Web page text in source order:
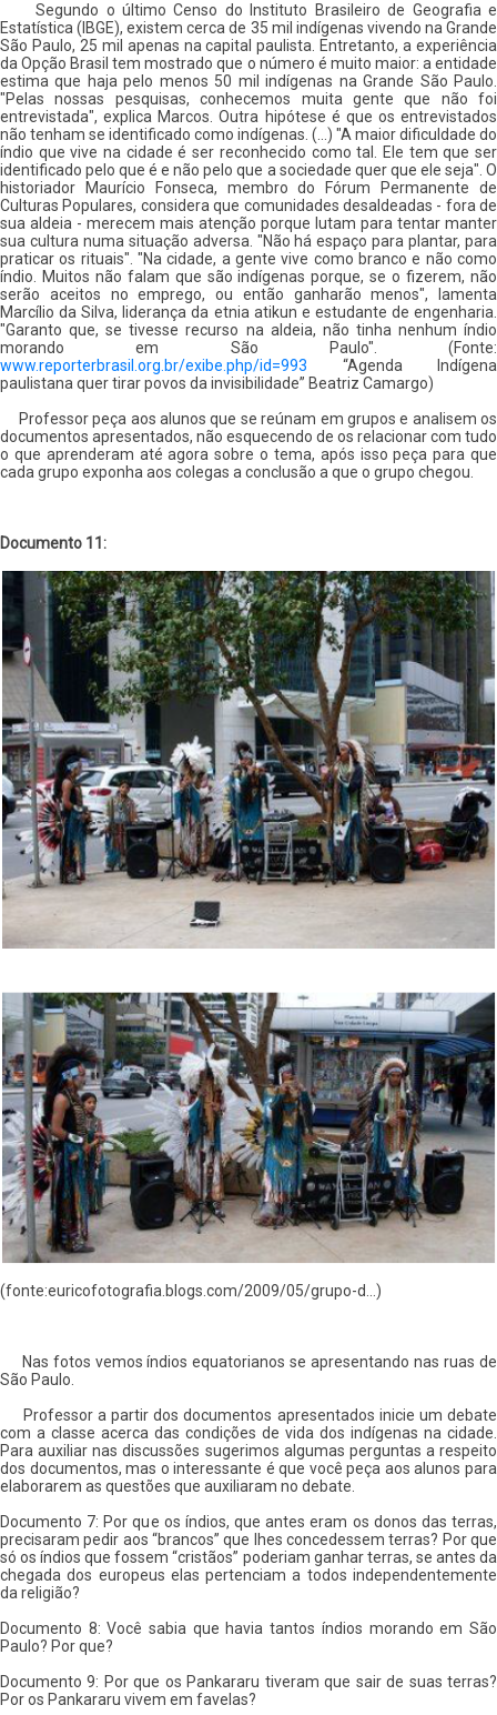
Segundo o último Censo do Instituto Brasileiro de Geografia e
Estatística (IBGE), existem cerca de 35 mil indígenas vivendo na Grande
São Paulo, 25 mil apenas na capital paulista. Entretanto, a experiência
da Opção Brasil tem mostrado que o número é muito maior: a entidade
estima que haja pelo menos 50 mil indígenas na Grande São Paulo.
"Pelas nossas pesquisas, conhecemos muita gente que não foi
entrevistada", explica Marcos. Outra hipótese é que os entrevistados
não tenham se identificado como indígenas. (...) "A maior dificuldade do
índio que vive na cidade é ser reconhecido como tal. Ele tem que ser
identificado pelo que é e não pelo que a sociedade quer que ele seja". O
historiador Maurício Fonseca, membro do Fórum Permanente de
Culturas Populares, considera que comunidades desaldeadas - fora de
sua aldeia - merecem mais atenção porque lutam para tentar manter
sua cultura numa situação adversa. "Não há espaço para plantar, para
praticar os rituais". "Na cidade, a gente vive como branco e não como
índio. Muitos não falam que são indígenas porque, se o fizerem, não
serão aceitos no emprego, ou então ganharão menos", lamenta
Marcílio da Silva, liderança da etnia atikun e estudante de engenharia.
"Garanto que, se tivesse recurso na aldeia, não tinha nenhum índio
morando em São Paulo". (Fonte:
www.reporterbrasil.org.br/exibe.php/id=993 “Agenda Indígena
paulistana quer tirar povos da invisibilidade” Beatriz Camargo)
Professor peça aos alunos que se reúnam em grupos e analisem os
documentos apresentados, não esquecendo de os relacionar com tudo
o que aprenderam até agora sobre o tema, após isso peça para que
cada grupo exponha aos colegas a conclusão a que o grupo chegou.
Documento 11:
(fonte:euricofotografia.blogs.com/2009/05/grupo-d...)
Nas fotos vemos índios equatorianos se apresentando nas ruas de
São Paulo.
Professor a partir dos documentos apresentados inicie um debate
com a classe acerca das condições de vida dos indígenas na cidade.
Para auxiliar nas discussões sugerimos algumas perguntas a respeito
dos documentos, mas o interessante é que você peça aos alunos para
elaborarem as questões que auxiliaram no debate.
Documento 7: Por que os índios, que antes eram os donos das terras,
precisaram pedir aos “brancos” que lhes concedessem terras? Por que
só os índios que fossem “cristãos” poderiam ganhar terras, se antes da
chegada dos europeus elas pertenciam a todos independentemente
da religião?
Documento 8: Você sabia que havia tantos índios morando em São
Paulo? Por que?
Documento 9: Por que os Pankararu tiveram que sair de suas terras?
Por os Pankararu vivem em favelas?